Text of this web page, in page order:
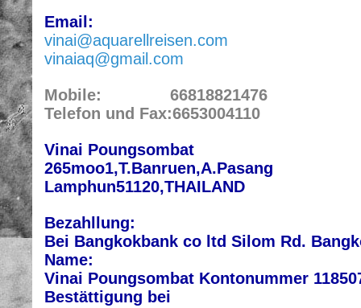
Email:
vinai@aquarellreisen.com
vinaiaq@gmail.com
Mobile:
66818821476
Telefon und Fax:6653004110
Vinai Poungsombat
265moo1,T.Banruen,A.Pasang
Lamphun51120,THAILAND
Bezahllung:
Bei Bangkokbank co ltd Silom Rd.
Name:
Vinai Poungsombat Kontonummer
Bestättigung bei